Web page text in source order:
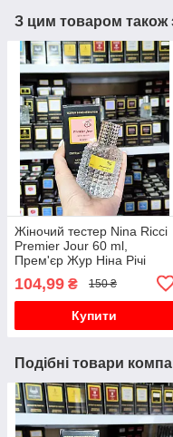
З цим товаром також
Жіночий тестер Nina Ricci
Premier Jour 60 ml,
Прем'єр Жур Ніна Річі
104,99 ₴ 150 ₴
Купити
Подібні товари